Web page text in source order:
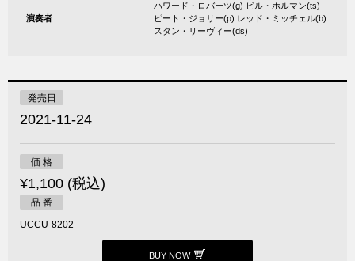
演奏者
ハワード・ロバーツ(g) ビル・ホルマン(ts)
ピート・ジョリー(p) レッド・ミッチェル(b)
スタン・リーヴィー(ds)
発売日
2021-11-24
価 格
¥1,100 (税込)
品 番
UCCU-8202
BUY NOW